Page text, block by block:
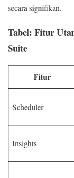
secara signifikan.
Tabel: Fitur
Suite
Fitur
Scheduler
Insights